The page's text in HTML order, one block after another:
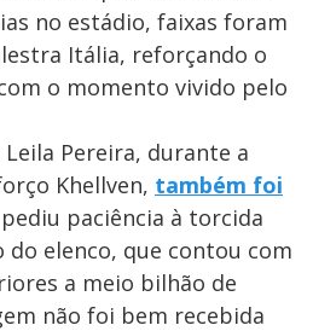
no estádio, faixas foram
Itália, reforçando o
o momento vivido pelo
Pereira, durante a
Khellven, também foi
pediu paciência à torcida
elenco, que contou com
a meio bilhão de
não foi bem recebida